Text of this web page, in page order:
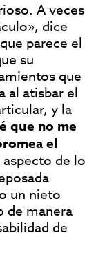
A veces
dice
parece el
su
que
al atisbar el
y la
que no me
el
aspecto de lo
un nieto
de manera
de